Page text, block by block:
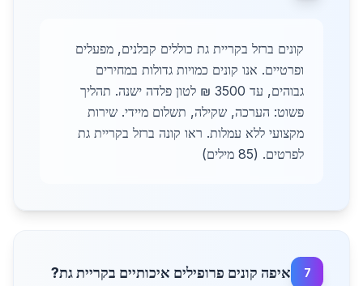
קונים ברזל בקריית גת כוללים קבלנים, מפעלים
ופרטיים. אנו קונים כמויות גדולות במחירים
גבוהים, עד 3500 ₪ לטון פלדה ישנה. תהליך
פשוט: הערכה, שקילה, תשלום מיידי. שירות
מקצועי ללא עמלות. ראו קונה ברזל בקריית גת
לפרטים. (85 מילים)
7 איפה קונים פרופילים איכותיים בקריית גת?